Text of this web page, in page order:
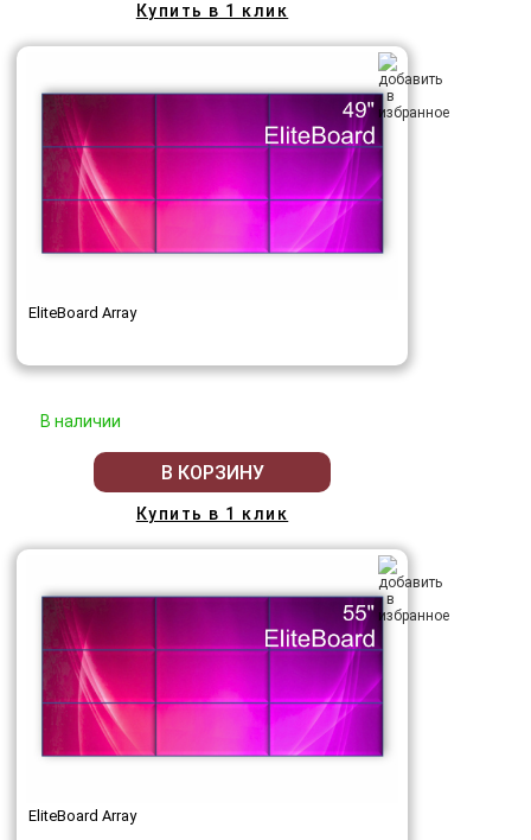
Купить в 1 клик
EliteBoard Array
В наличии
В КОРЗИНУ
Купить в 1 клик
EliteBoard Array